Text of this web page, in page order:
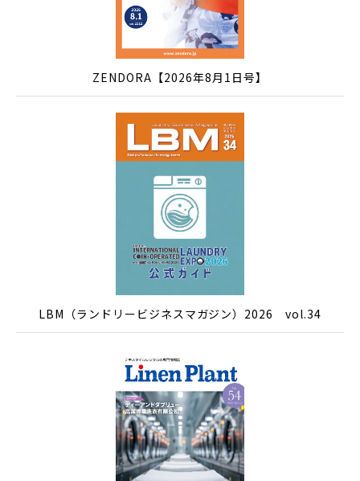
ZENDORA【2026年8月1日号】
LBM（ランドリービジネスマガジン）2026 vol.34